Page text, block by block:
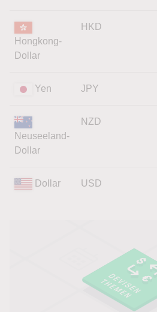
Hongkong-
Dollar
HKD
Yen JPY
Neuseeland-
Dollar
NZD
Dollar USD